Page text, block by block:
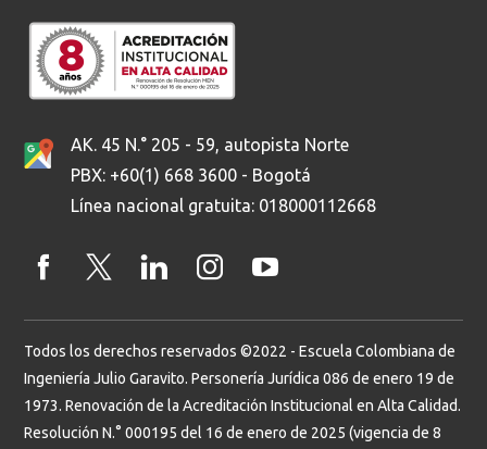
AK. 45 N.° 205 - 59, autopista Norte
PBX: +60(1) 668 3600 - Bogotá
Línea nacional gratuita: 018000112668
Todos los derechos reservados ©2022 - Escuela Colombiana de
Ingeniería Julio Garavito. Personería Jurídica 086 de enero 19 de
1973. Renovación de la Acreditación Institucional en Alta Calidad.
Resolución N.° 000195 del 16 de enero de 2025 (vigencia de 8